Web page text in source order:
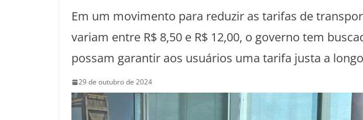
Em um movimento para reduzir as tarifas de
variam entre R$ 8,50 e R$ 12,00, o governo tem
possam garantir aos usuários uma tarifa justa a
29 de outubro de 2024